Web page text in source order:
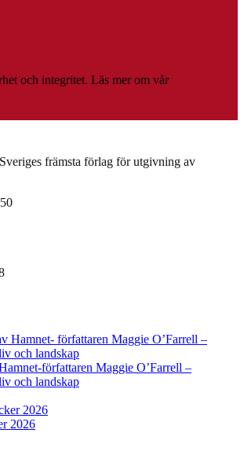
och integritet. Läs mer om vår
främsta förlag för utgivning av
författaren Maggie O’Farrell –
och landskap
2026